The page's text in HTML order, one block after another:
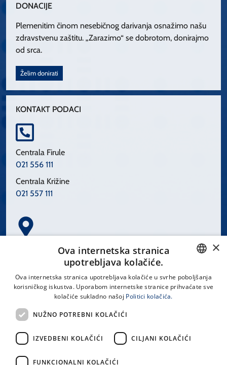
DONACIJE
Plemenitim činom nesebičnog darivanja osnažimo našu
zdravstvenu zaštitu. „Zarazimo“ se dobrotom, donirajmo
od srca.
Želim donirati
KONTAKT PODACI
Centrala Firule
021 556 111
Centrala Križine
021 557 111
Spinčićeva 1, 21000 Split
LINKOVI
Uvjeti korištenja
CROATIAN
×
Ova internetska stranica
upotrebljava kolačiće.
Ova internetska stranica upotrebljava kolačiće u svrhe poboljšanja
korisničkog iskustva. Uporabom internetske stranice prihvaćate sve
kolačiće sukladno našoj Politici kolačića.
NUŽNO POTREBNI KOLAČIĆI
IZVEDBENI KOLAČIĆI CILJANI KOLAČIĆI
FUNKCIONALNI KOLAČIĆI